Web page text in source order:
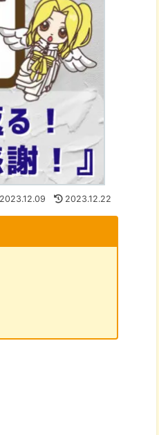
2023.12.09 2023.12.22